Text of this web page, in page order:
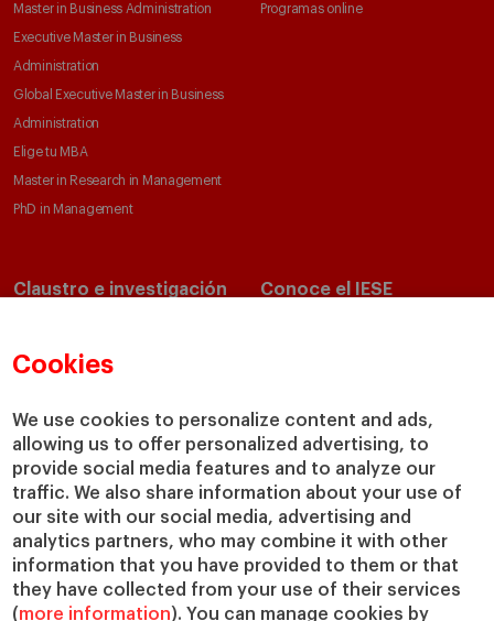
Cookies
We use cookies to personalize content and ads,
allowing us to offer personalized advertising, to
provide social media features and to analyze our
traffic. We also share information about your use of
our site with our social media, advertising and
analytics partners, who may combine it with other
information that you have provided to them or that
they have collected from your use of their services
(more information). You can manage cookies by
Master in Business Administration
Executive Master in Business
Administration
Global Executive Master in Business
Administration
Elige tu MBA
Master in Research in Management
PhD in Management
Programas online
Claustro e investigación
Departamentos académicos
Cátedras
IESE Insight
IESE Publishing
Conoce el IESE
Nuestro impacto
Colabora con el IESE
Servicios
Biblioteca
Canal de Compliance
Capellanía
IESE Shop